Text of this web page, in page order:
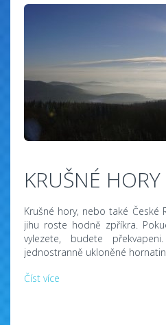
KRUŠNÉ HORY
Krušné hory, nebo také České
jihu roste hodně zpříkra.
vylezete, budete
jednostranně ukloněné
Číst více